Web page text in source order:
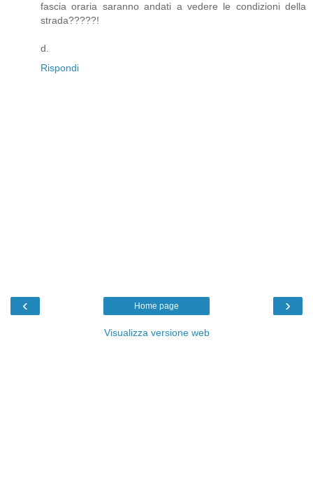
fascia oraria saranno andati a vedere le condizioni della
strada?????!
d.
Rispondi
‹ ›
Home page
Visualizza versione web